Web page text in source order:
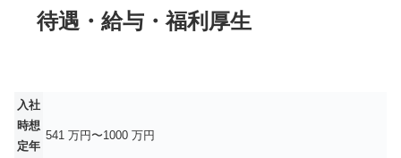
待遇・給与・福利厚生
入社
時想
定年
541 万円〜1000 万円